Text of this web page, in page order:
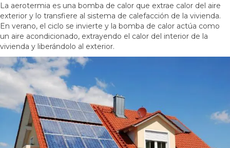
La aerotermia es una bomba de calor que extrae calor del aire
exterior y lo transfiere al sistema de calefacción de la vivienda.
En verano, el ciclo se invierte y la bomba de calor actúa como
un aire acondicionado, extrayendo el calor del interior de la
vivienda y liberándolo al exterior.